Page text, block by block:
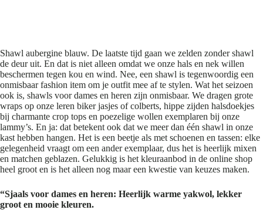
Shawl aubergine blauw. De laatste tijd gaan we zelden zonder shawl
de deur uit. En dat is niet alleen omdat we onze hals en nek willen
beschermen tegen kou en wind. Nee, een shawl is tegenwoordig een
onmisbaar fashion item om je outfit mee af te stylen. Wat het seizoen
ook is, shawls voor dames en heren zijn onmisbaar. We dragen grote
wraps op onze leren biker jasjes of colberts, hippe zijden halsdoekjes
bij charmante crop tops en poezelige wollen exemplaren bij onze
lammy’s. En ja: dat betekent ook dat we meer dan één shawl in onze
kast hebben hangen. Het is een beetje als met schoenen en tassen: elke
gelegenheid vraagt om een ander exemplaar, dus het is heerlijk mixen
en matchen geblazen. Gelukkig is het kleuraanbod in de online shop
heel groot en is het alleen nog maar een kwestie van keuzes maken.
“Sjaals voor dames en heren: Heerlijk warme yakwol, lekker
groot en mooie kleuren.